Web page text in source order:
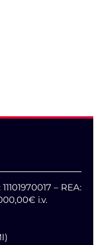
– REA:
i.v.